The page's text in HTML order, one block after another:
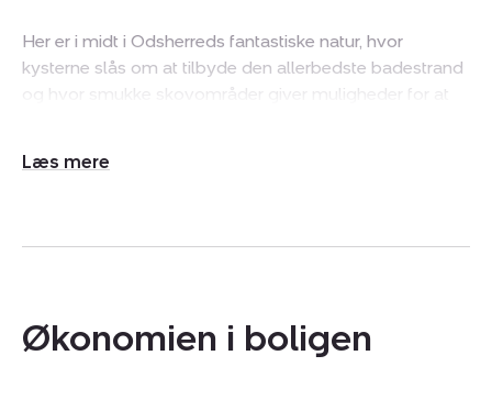
Her er i midt i Odsherreds fantastiske natur, hvor
kysterne slås om at tilbyde den allerbedste badestrand
og hvor smukke skovområder giver muligheder for at
Sommerland Sjælland altid er et hit for de mindste og,
rammer om jeres fritid. Om langsomme weekender,
Fritidshuset på Drosselholmvej 17 er opført i 1978 og
Økonomien i boligen